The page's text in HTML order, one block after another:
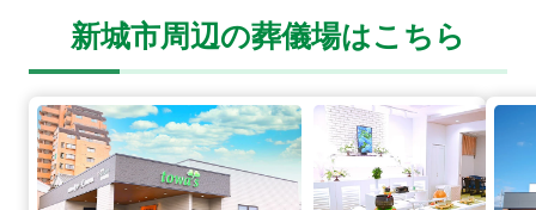
新城市周辺の葬儀場はこちら
豊川中央通の詳細へ 豊